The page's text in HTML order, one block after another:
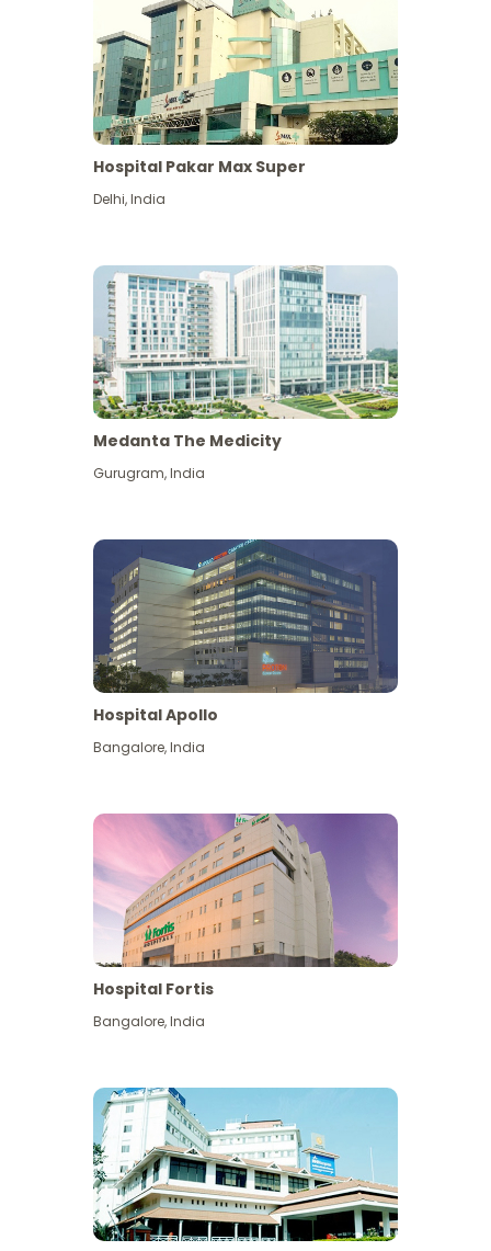
Hospital Pakar Max Super
Delhi,India
Medanta The Medicity
Gurugram,India
Hospital Apollo
Bangalore,India
Hospital Fortis
Bangalore,India